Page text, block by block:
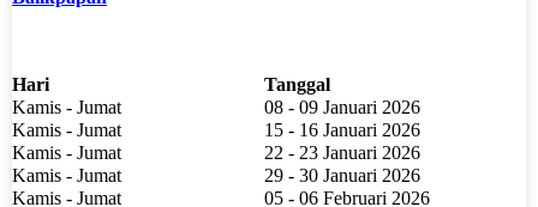
Hari
Tanggal
Kamis - Jumat
08 - 09 Januari 2026
Kamis - Jumat
15 - 16 Januari 2026
Kamis - Jumat
22 - 23 Januari 2026
Kamis - Jumat
29 - 30 Januari 2026
Kamis - Jumat
05 - 06 Februari 2026